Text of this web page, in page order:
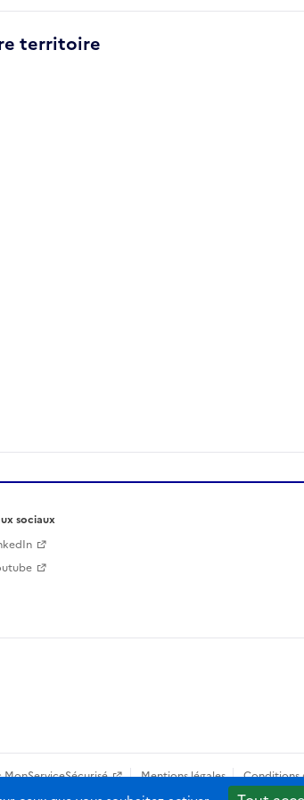
territoire
sociaux
Mentions légales Conditions